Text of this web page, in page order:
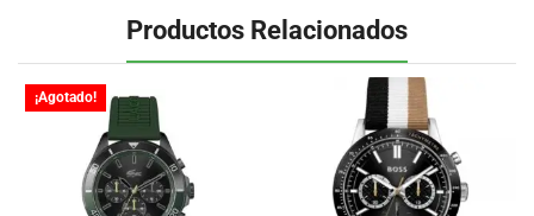
Productos Relacionados
¡Agotado!